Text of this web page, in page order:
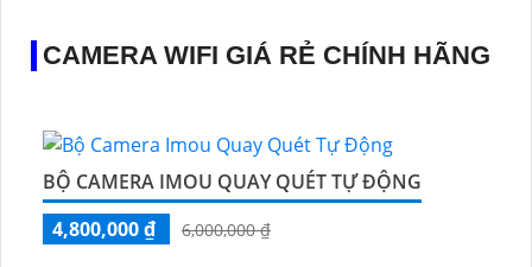
CAMERA WIFI GIÁ RẺ CHÍNH HÃNG
BỘ CAMERA IMOU QUAY QUÉT TỰ ĐỘNG
4,800,000 ₫
6,000,000 ₫